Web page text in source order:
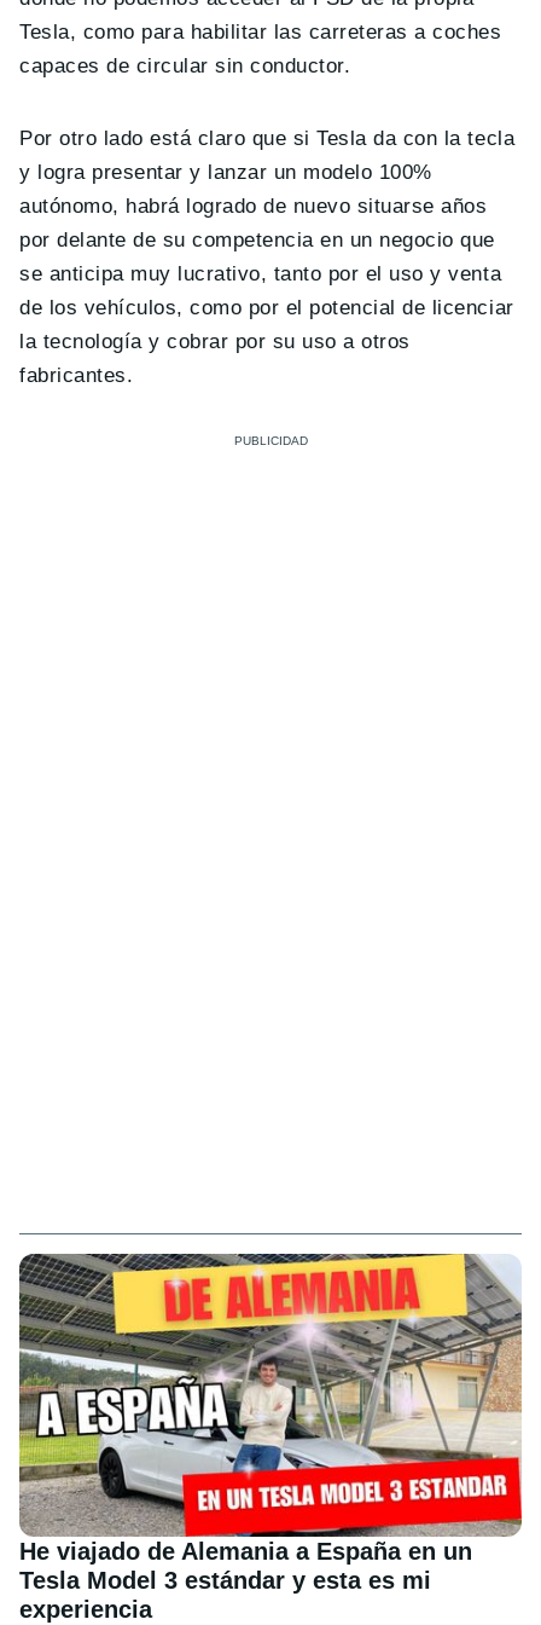
Tesla, como para habilitar las carreteras a coches
capaces de circular sin conductor.
Por otro lado está claro que si Tesla da con la tecla
y logra presentar y lanzar un modelo 100%
autónomo, habrá logrado de nuevo situarse años
por delante de su competencia en un negocio que
se anticipa muy lucrativo, tanto por el uso y venta
de los vehículos, como por el potencial de licenciar
la tecnología y cobrar por su uso a otros
fabricantes.
He viajado de Alemania a España en un
Tesla Model 3 estándar y esta es mi
experiencia